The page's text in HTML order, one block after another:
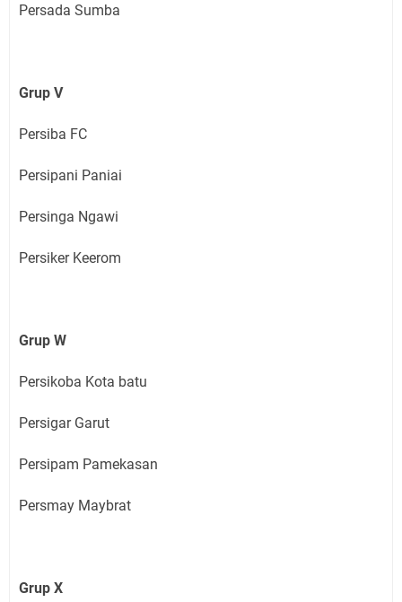
Persada Sumba
Grup V
Persiba FC
Persipani Paniai
Persinga Ngawi
Persiker Keerom
Grup W
Persikoba Kota batu
Persigar Garut
Persipam Pamekasan
Persmay Maybrat
Grup X